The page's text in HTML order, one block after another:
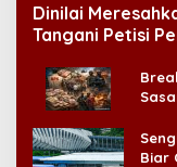
Dinilai
Tangani Petisi
Biar